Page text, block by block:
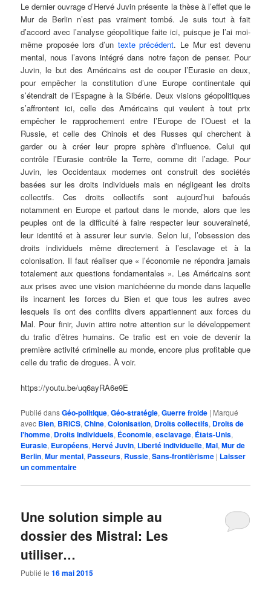
Le dernier ouvrage d’Hervé Juvin présente la thèse à l’effet que le
Mur de Berlin n’est pas vraiment tombé. Je suis tout à fait
d’accord avec l’analyse géopolitique faite ici, puisque je l’ai moi-
même proposée lors d’un texte précédent. Le Mur est devenu
mental, nous l’avons intégré dans notre façon de penser. Pour
Juvin, le but des Américains est de couper l’Eurasie en deux,
pour empêcher la constitution d’une Europe continentale qui
s’étendrait de l’Espagne à la Sibérie. Deux visions géopolitiques
s’affrontent ici, celle des Américains qui veulent à tout prix
empêcher le rapprochement entre l’Europe de l’Ouest et la
Russie, et celle des Chinois et des Russes qui cherchent à
garder ou à créer leur propre sphère d’influence. Celui qui
contrôle l’Eurasie contrôle la Terre, comme dit l’adage. Pour
Juvin, les Occidentaux modernes ont construit des sociétés
basées sur les droits individuels mais en négligeant les droits
collectifs. Ces droits collectifs sont aujourd’hui bafoués
notamment en Europe et partout dans le monde, alors que les
peuples ont de la difficulté à faire respecter leur souveraineté,
leur identité et à assurer leur survie. Selon lui, l’obsession des
droits individuels même directement à l’esclavage et à la
colonisation. Il faut réaliser que « l’économie ne répondra jamais
totalement aux questions fondamentales ». Les Américains sont
aux prises avec une vision manichéenne du monde dans laquelle
ils incarnent les forces du Bien et que tous les autres avec
lesquels ils ont des conflits divers appartiennent aux forces du
Mal. Pour finir, Juvin attire notre attention sur le développement
du trafic d’êtres humains. Ce trafic est en voie de devenir la
première activité criminelle au monde, encore plus profitable que
celle du trafic de drogues. À voir.
https://youtu.be/uq6ayRA6e9E
Publié dansGéo-politique,Géo-stratégie,Guerre froide | Marqué
avec Bien, BRICS,Chine,Colonisation, Droits collectifs, Droits de
l'homme, Droits individuels, Économie,esclavage, États-Unis,
Eurasie, Européens,Hervé Juvin, Liberté individuelle,Mal,Mur de
Berlin,Mur mental, Passeurs, Russie,Sans-frontièrisme | Laisser
un commentaire
Une solution simple au
dossier des Mistral: Les
utiliser…
Publié le16 mai 2015